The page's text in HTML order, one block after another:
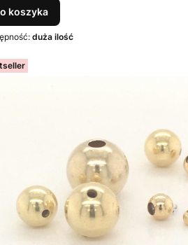
koszyka
duża ilość